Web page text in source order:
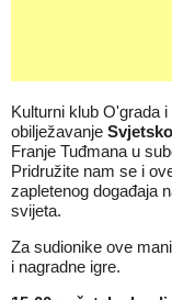
Kulturni klub O'grada
obilježavanje
Franje Tuđmana u
Pridružite nam se i
zapletenog događaja
svijeta.
Za sudionike ove
i nagradne igre.